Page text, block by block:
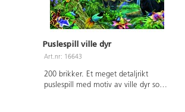
Puslespill ville dyr
Art.nr: 16643
200 brikker. Et meget detaljrikt
puslespill med motiv av ville dyr som